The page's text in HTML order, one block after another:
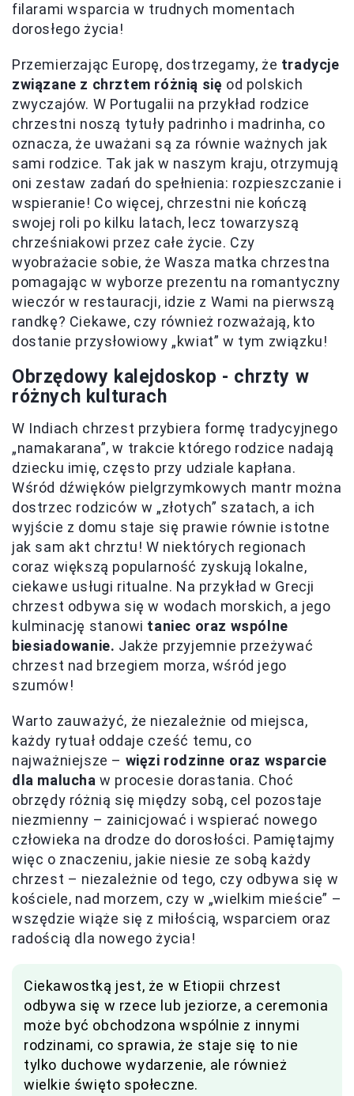
filarami wsparcia w trudnych momentach
dorosłego życia!
Przemierzając Europę, dostrzegamy, że tradycje
związane z chrztem różnią się od polskich
zwyczajów. W Portugalii na przykład rodzice
chrzestni noszą tytuły padrinho i madrinha, co
oznacza, że uważani są za równie ważnych jak
sami rodzice. Tak jak w naszym kraju, otrzymują
oni zestaw zadań do spełnienia: rozpieszczanie i
wspieranie! Co więcej, chrzestni nie kończą
swojej roli po kilku latach, lecz towarzyszą
chrześniakowi przez całe życie. Czy
wyobrażacie sobie, że Wasza matka chrzestna
pomagając w wyborze prezentu na romantyczny
wieczór w restauracji, idzie z Wami na pierwszą
randkę? Ciekawe, czy również rozważają, kto
dostanie przysłowiowy „kwiat” w tym związku!
Obrzędowy kalejdoskop - chrzty w
różnych kulturach
W Indiach chrzest przybiera formę tradycyjnego
„namakarana”, w trakcie którego rodzice nadają
dziecku imię, często przy udziale kapłana.
Wśród dźwięków pielgrzymkowych mantr można
dostrzec rodziców w „złotych” szatach, a ich
wyjście z domu staje się prawie równie istotne
jak sam akt chrztu! W niektórych regionach
coraz większą popularność zyskują lokalne,
ciekawe usługi ritualne. Na przykład w Grecji
chrzest odbywa się w wodach morskich, a jego
kulminację stanowi taniec oraz wspólne
biesiadowanie. Jakże przyjemnie przeżywać
chrzest nad brzegiem morza, wśród jego
szumów!
Warto zauważyć, że niezależnie od miejsca,
każdy rytuał oddaje cześć temu, co
najważniejsze – więzi rodzinne oraz wsparcie
dla malucha w procesie dorastania. Choć
obrzędy różnią się między sobą, cel pozostaje
niezmienny – zainicjować i wspierać nowego
człowieka na drodze do dorosłości. Pamiętajmy
więc o znaczeniu, jakie niesie ze sobą każdy
chrzest – niezależnie od tego, czy odbywa się w
kościele, nad morzem, czy w „wielkim mieście” –
wszędzie wiąże się z miłością, wsparciem oraz
radością dla nowego życia!
Ciekawostką jest, że w Etiopii chrzest
odbywa się w rzece lub jeziorze, a ceremonia
może być obchodzona wspólnie z innymi
rodzinami, co sprawia, że staje się to nie
tylko duchowe wydarzenie, ale również
wielkie święto społeczne.